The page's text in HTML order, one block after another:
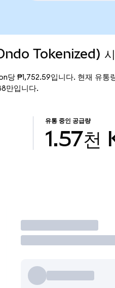
Tokenized) 시
₱1,752.59입니다. 현재 유통
만입니다.
유통 중인 공급량
1.57천
거래